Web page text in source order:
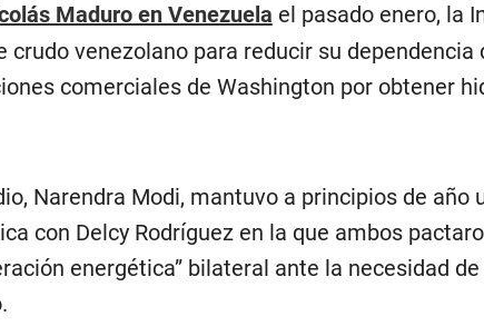
Maduro en Venezuela el pasado enero, la
crudo venezolano para reducir su dependencia
comerciales de Washington por obtener
Narendra Modi, mantuvo a principios de año
con Delcy Rodríguez en la que ambos
energética” bilateral ante la necesidad